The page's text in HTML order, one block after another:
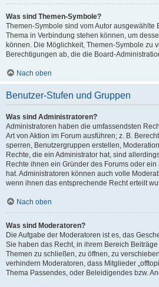
Was sind Themen-Symbole?
Themen-Symbole sind vom Autor ausgewählte
Thema in Verbindung stehen können, um
können. Die Möglichkeit, Themen-Symbole zu
Berechtigungen ab, die die Board-
Nach oben
Benutzer-Stufen und Gruppen
Was sind Administratoren?
Administratoren haben die umfassendsten
Art von Aktion im Forum ausführen; z. B.
sperren, Benutzergruppen erstellen,
Rechte, die ein Administrator hat, sind
Rechte ihnen ein Gründer des Forums oder
hat. Administratoren können auch volle
wenn ihnen das entsprechende Recht erteilt
Nach oben
Was sind Moderatoren?
Die Aufgabe der Moderatoren ist es, das
Sie haben das Recht, in ihrem Bereich
Themen zu schließen, zu öffnen, zu
verhindern Moderatoren, dass Mitglieder
Thema Passendes, oder Beleidigendes bzw.